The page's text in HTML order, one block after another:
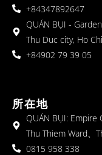
+84347892647
QUÁN BỤI -
Thu Duc city, Ho
+84902 79 39 05
所在地
QUÁN BỤI: Empire
Thu Thiem Ward、
0815 958 338